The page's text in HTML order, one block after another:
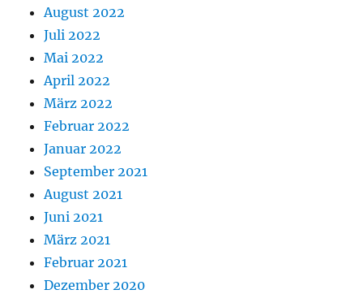
August 2022
Juli 2022
Mai 2022
April 2022
März 2022
Februar 2022
Januar 2022
September 2021
August 2021
Juni 2021
März 2021
Februar 2021
Dezember 2020